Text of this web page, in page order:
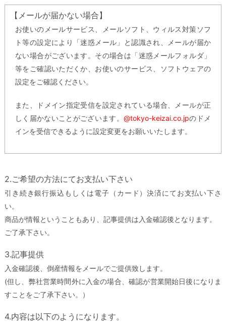
【メールが届かない場合】
お使いのメールサービス、メールソフト、ウィルス対策ソフ
ト等の設定により「迷惑メール」と認識され、メールが届か
ない場合がございます。その場合は「迷惑メールフォルダ」
等をご確認いただくか、お使いのサービス、ソフトウェアの
設定をご確認ください。
また、ドメイン指定受信を設定されている場合、メールが正
しく届かないことがございます。@tokyo-keizai.co.jpのドメ
インを受信できるように設定変更をお願いいたします。
2.ご希望の方法にてお支払い下さい
引き続き銀行振込もしくは電子（カード）決済にてお支払い下さ
い。
商品が情報ということもあり、記事提供は入金確認後となります。
ご了承下さい。
3.記事提供
入金確認後、倒産情報をメールでご提供致します。
(但し、弊社営業時間外に入金の場合、確認が営業開始日後になりま
すことをご了承下さい。）
4.内容は以下のようになります。